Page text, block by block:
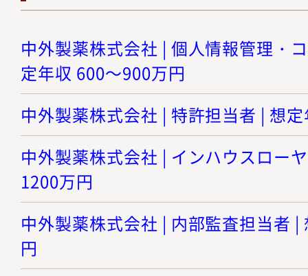
中外製薬株式会社 | 個人情報管理・
定年収 600～900万円
中外製薬株式会社 | 特許担当者 | 想
中外製薬株式会社 | インハウスロー
1200万円
中外製薬株式会社 | 内部監査担当者
円